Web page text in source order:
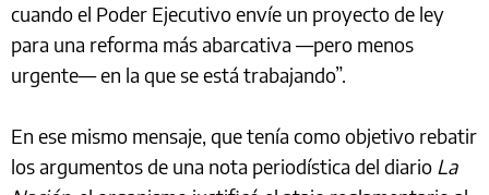
cuando el Poder Ejecutivo envíe un proyecto de ley
para una reforma más abarcativa —pero menos
urgente— en la que se está trabajando”.
En ese mismo mensaje, que tenía como objetivo rebatir
los argumentos de una nota periodística del diario La